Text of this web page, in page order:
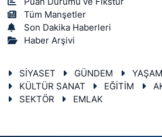
Tüm Manşetler
Son Dakika Haberleri
Haber Arşivi
SİYASET GÜNDEM YAŞAM
KÜLTÜR SANAT
EĞİTİM
SEKTÖR
EMLAK